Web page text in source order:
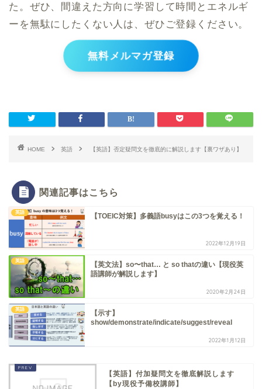
た。ぜひ、間違えた方向に学習して時間とエネルギ
ーを無駄にしたくない人は、ぜひご登録ください。
無料メルマガ登録
HOME 英語 【英語】否定疑問文を徹底的に解説します【裏ワザあり】
関連記事はこちら
英語 【TOEIC対策】多義語busyはこの3つを覚える！
2022年12月19日
英語
【英文法】so〜that… と so thatの違い【現役英
語講師が解説します】
2020年2月24日
英語
【示す】
show/demonstrate/indicate/suggest/reveal
2022年1月12日
【英語】付加疑問文を徹底解説します
【by現役予備校講師】